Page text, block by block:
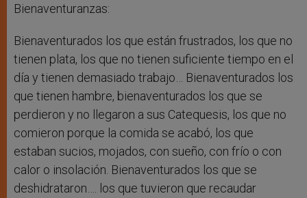
Bienaventuranzas:
Bienaventurados los que están frustrados, los que no
tienen plata, los que no tienen suficiente tiempo en el
día y tienen demasiado trabajo… Bienaventurados los
que tienen hambre, bienaventurados los que se
perdieron y no llegaron a sus Catequesis, los que no
comieron porque la comida se acabó, los que
estaban sucios, mojados, con sueño, con frío o con
calor o insolación. Bienaventurados los que se
deshidrataron…. los que tuvieron que recaudar